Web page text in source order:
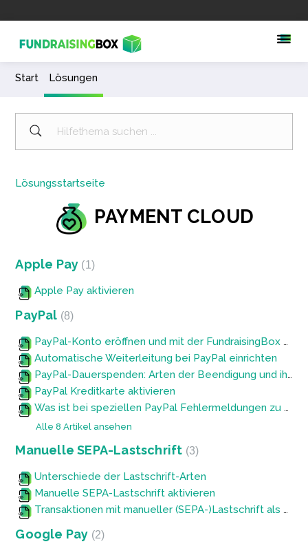
Start Lösungen
Lösungsstartseite
PAYMENT CLOUD
Apple Pay 1
Apple Pay aktivieren
PayPal 8
PayPal-Konto eröffnen und mit der FundraisingBox verknüpfen
Automatische Weiterleitung bei PayPal einrichten
PayPal-Dauerspenden: Arten der Beendigung und ihre Auswirkungen
PayPal Kreditkarte aktivieren
Was ist bei speziellen PayPal Fehlermeldungen zu tun?
Alle 8 Artikel ansehen
Manuelle SEPA-Lastschrift 3
Unterschiede der Lastschrift-Arten
Manuelle SEPA-Lastschrift aktivieren
Transaktionen mit manueller (SEPA-)Lastschrift als Zahlungsweise einziehen und als eingegangen markieren
Google Pay 2